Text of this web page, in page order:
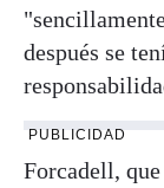
después se
PUBLICIDAD
Forcadell,